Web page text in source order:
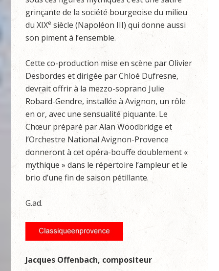
grinçante de la société bourgeoise du milieu
du XIXe siècle (Napoléon III) qui donne aussi
son piment à l’ensemble.
Cette co-production mise en scène par Olivier
Desbordes et dirigée par Chloé Dufresne,
devrait offrir à la mezzo-soprano Julie
Robard-Gendre, installée à Avignon, un rôle
en or, avec une sensualité piquante. Le
Chœur préparé par Alan Woodbridge et
l’Orchestre National Avignon-Provence
donneront à cet opéra-bouffe doublement «
mythique » dans le répertoire l’ampleur et le
brio d’une fin de saison pétillante.
G.ad.
Jacques Offenbach, compositeur